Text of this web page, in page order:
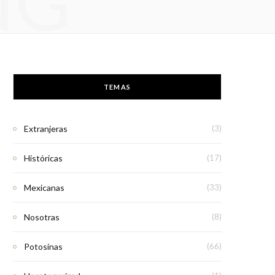
TEMAS
Extranjeras (3)
Históricas (17)
Mexicanas (33)
Nosotras (8)
Potosinas (66)